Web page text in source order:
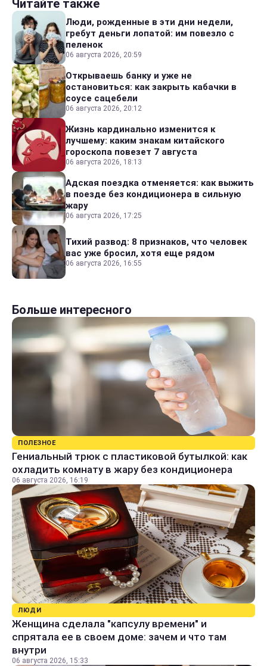
Читайте также
Люди, рожденные в эти дни недели,
гребут деньги лопатой: им повезло с
пеленок
06 августа 2026, 20:59
Открываешь банку и уже не
остановиться: как закрыть кабачки в
соусе сацебели
06 августа 2026, 20:12
Жизнь кардинально изменится к
лучшему: каким знакам китайского
гороскопа повезет 7 августа
06 августа 2026, 18:13
Адская поездка отменяется: как выжить
в поезде без кондиционера в сильную
жару
06 августа 2026, 17:25
Тихий развод: 8 признаков, что человек
вас уже бросил, хотя еще рядом
06 августа 2026, 16:55
Больше интересного
ПОЛЕЗНОЕ
Гениальный трюк с пластиковой бутылкой: как
охладить комнату в жару без кондиционера
06 августа 2026, 16:19
ЛЮДИ
Женщина сделала "капсулу времени" и
спрятала ее в своем доме: зачем и что там
внутри
06 августа 2026, 15:33